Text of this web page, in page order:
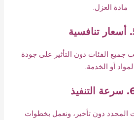
مادة العزل.
جميع الفئات دون التأثير على جودة
أو الخدمة.
المحدد دون تأخير، ونعمل بخطوات